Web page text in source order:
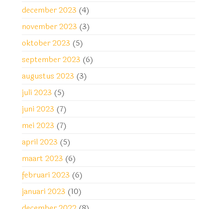
december 2023 (4)
november 2023 (3)
oktober 2023 (5)
september 2023 (6)
augustus 2023 (3)
juli 2023 (5)
juni 2023 (7)
mei 2023 (7)
april 2023 (5)
maart 2023 (6)
februari 2023 (6)
januari 2023 (10)